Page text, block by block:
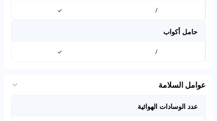
/
✓
حامل أكواب
/
✓
عوامل السلامة
عدد الوسادات الهوائية